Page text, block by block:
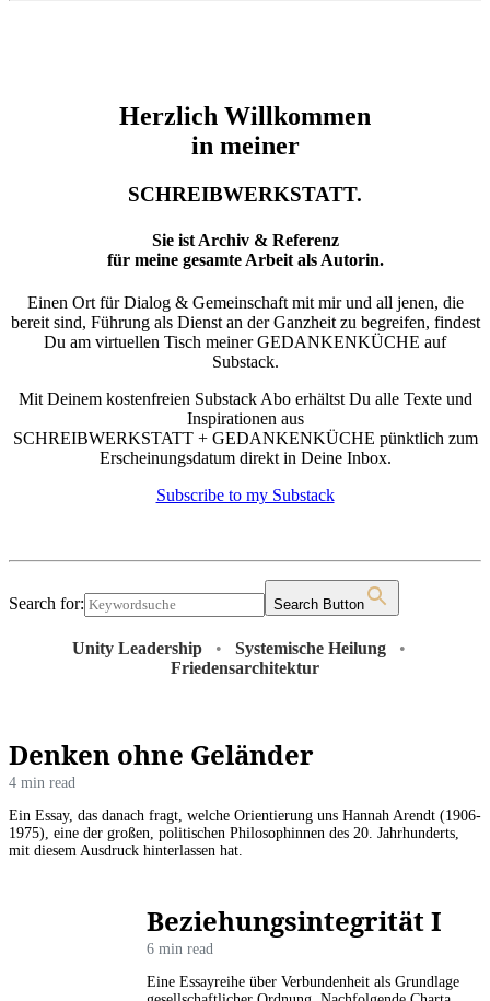
Herzlich Willkommen
in meiner
SCHREIBWERKSTATT.
Sie ist Archiv & Referenz
für meine gesamte Arbeit als Autorin.
Einen Ort für Dialog & Gemeinschaft mit mir und all jenen, die
bereit sind, Führung als Dienst an der Ganzheit zu begreifen, findest
Du am virtuellen Tisch meiner GEDANKENKÜCHE auf
Substack.
Mit Deinem kostenfreien Substack Abo erhältst Du alle Texte und
Inspirationen aus
SCHREIBWERKSTATT + GEDANKENKÜCHE pünktlich zum
Erscheinungsdatum direkt in Deine Inbox.
Subscribe to my Substack
Search for: Search Button
Unity Leadership • Systemische Heilung
•
Friedensarchitektur
Denken ohne Geländer
4 min read
Ein Essay, das danach fragt, welche Orientierung uns Hannah Arendt (1906-
1975), eine der großen, politischen Philosophinnen des 20. Jahrhunderts,
mit diesem Ausdruck hinterlassen hat.
Beziehungsintegrität I
6 min read
Eine Essayreihe über Verbundenheit als Grundlage